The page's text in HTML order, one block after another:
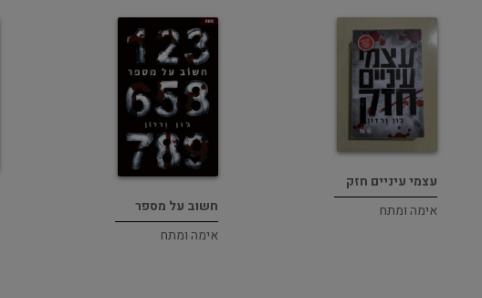
עצמי עיניים חזק
אימה ומתח
חשוב על מספר
אימה ומתח